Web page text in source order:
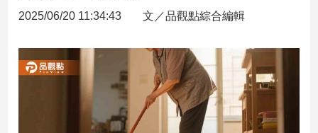
新
產
經/
2025/06/20 11:34:43 文／品觀點綜合編輯